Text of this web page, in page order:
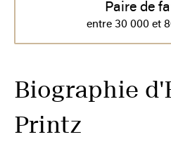
Paire de
entre 30 000 et
Biographie
Printz